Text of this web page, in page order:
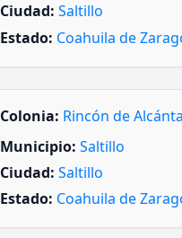
Ciudad: Saltillo
Estado: Coahuila de
Colonia: Rincón de
Municipio: Saltillo
Ciudad: Saltillo
Estado: Coahuila de